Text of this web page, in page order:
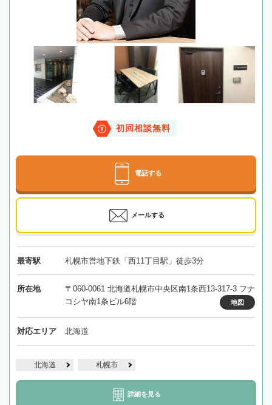
初回相談無料
電話する
メールする
最寄駅 札幌市営地下鉄「西11丁目駅」徒歩3分
所在地
〒060-0061 北海道札幌市中央区南1条西13-317-3 フナ
コシヤ南1条ビル6階
地図
対応エリア 北海道
北海道 札幌市
詳細を見る